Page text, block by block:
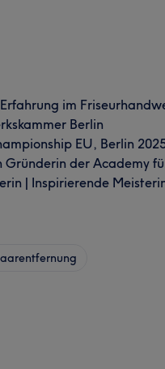
im
Berlin
EU, Berlin
Gründerin der Academy
| Inspirierende